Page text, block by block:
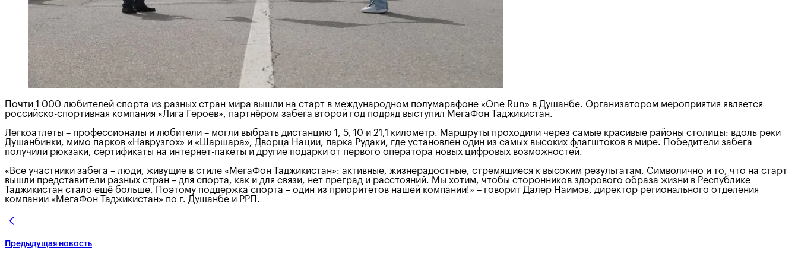
Почти 1 000 любителей спорта из разных стран мира вышли на старт в международном полумарафоне «One Run» в Душанбе. Организатором мероприятия является
российско-спортивная компания «Лига Героев», партнёром забега второй год подряд выступил МегаФон Таджикистан.
Легкоатлеты – профессионалы и любители – могли выбрать дистанцию 1, 5, 10 и 21,1 километр. Маршруты проходили через самые красивые районы столицы: вдоль реки
Душанбинки, мимо парков «Наврузгох» и «Шаршара», Дворца Нации, парка Рудаки, где установлен один из самых высоких флагштоков в мире. Победители забега
получили рюкзаки, сертификаты на интернет-пакеты и другие подарки от первого оператора новых цифровых возможностей.
«Все участники забега – люди, живущие в стиле «МегаФон Таджикистан»: активные, жизнерадостные, стремящиеся к высоким результатам. Символично и то, что на старт
вышли представители разных стран – для спорта, как и для связи, нет преград и расстояний. Мы хотим, чтобы сторонников здорового образа жизни в Республике
Таджикистан стало ещё больше. Поэтому поддержка спорта – один из приоритетов нашей компании!» – говорит Далер Наимов, директор регионального отделения
компании «МегаФон Таджикистан» по г. Душанбе и РРП.
Предыдущая новость